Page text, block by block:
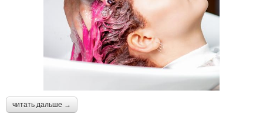
читать дальше →